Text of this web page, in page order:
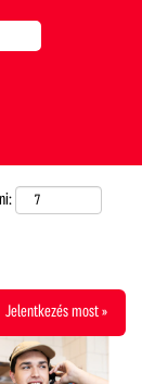
Jelentkezés most »